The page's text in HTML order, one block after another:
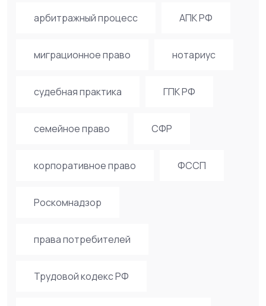
арбитражный процесс АПК РФ
миграционное право нотариус
судебная практика ГПК РФ
семейное право СФР
корпоративное право ФССП
Роскомнадзор
права потребителей
Трудовой кодекс РФ